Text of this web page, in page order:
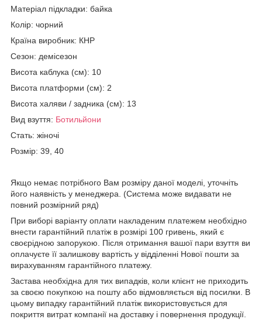
Матеріал підкладки: байка
Колір: чорний
Країна виробник: КНР
Сезон: демісезон
Висота каблука (см): 10
Висота платформи (см): 2
Висота халяви / задника (см): 13
Вид взуття: Ботильйони
Стать: жіночі
Розмір: 39, 40
Якщо немає потрібного Вам розміру даної моделі, уточніть
його наявність у менеджера. (Система може видавати не
повний розмірний ряд)
При виборі варіанту оплати накладеним платежем необхідно
внести гарантійний платіж в розмірі 100 гривень, який є
своєрідною запорукою. Після отримання вашої пари взуття ви
оплачуєте її залишкову вартість у відділенні Нової пошти за
вирахуванням гарантійного платежу.
Застава необхідна для тих випадків, коли клієнт не приходить
за своєю покупкою на пошту або відмовляється від посилки. В
цьому випадку гарантійний платіж використовується для
покриття витрат компанії на доставку і повернення продукції.